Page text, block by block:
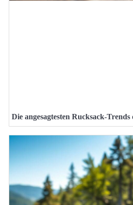
Die angesagtesten Rucksack-Trends